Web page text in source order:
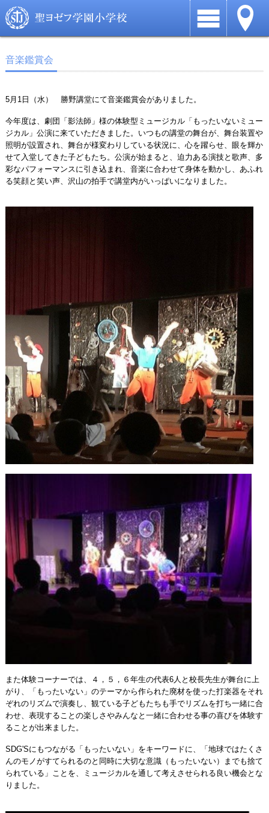
音楽鑑賞会
5月 1 日（水） 勝野講堂にて音楽鑑賞会がありました。
今年度は、劇団「影法師」様の体験型ミュージカル「もったいないミュー
ジカル」公演に来ていただきました。いつもの講堂の舞台が、舞台装置や
照明が設置され、舞台が様変わりしている状況に、心を躍らせ、眼を輝か
せて入堂してきた子どもたち。公演が始まると、迫力ある演技と歌声、多
彩なパフォーマンスに引き込まれ、音楽に合わせて身体を動かし、あふれ
る笑顔と笑い声、沢山の拍手で講堂内がいっぱいになりました。
また体験コーナーでは、４，５，６年生の代表6人と校長先生が舞台に上
がり、「もったいない」のテーマから作られた廃材を使った打楽器をそれ
ぞれのリズムで演奏し、観ている子どもたちも手でリズムを打ち一緒に合
わせ、表現することの楽しさやみんなと一緒に合わせる事の喜びを体験す
ることが出来ました。
SDG'Sにもつながる「もったいない」をキーワードに、
「地球ではたくさ
んのモノがすてられるのと同時に大切な意識（もったいない）までも捨て
られている」 ことを、ミュージカルを通して考えさせられる良い機会とな
りました。